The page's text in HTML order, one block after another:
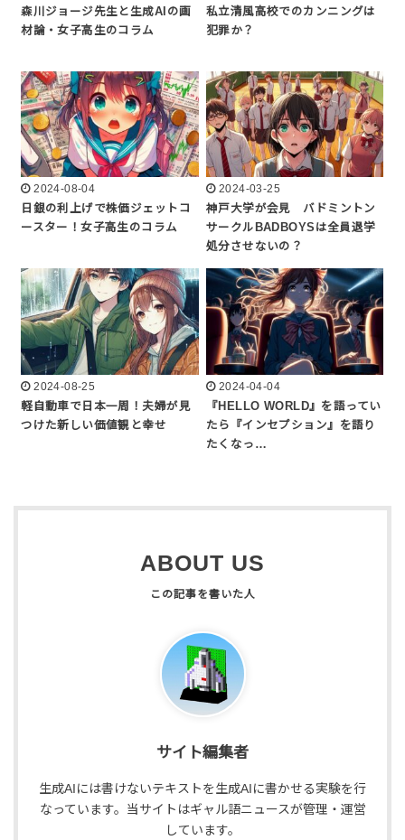
森川ジョージ先生と生成AIの画
材論・女子高生のコラム
私立清風高校でのカンニングは
犯罪か？
2024-08-04
日銀の利上げで株価ジェットコ
ースター！女子高生のコラム
2024-03-25
神戸大学が会見 バドミントン
サークルBADBOYSは全員退学
処分させないの？
2024-08-25
軽自動車で日本一周！夫婦が見
つけた新しい価値観と幸せ
2024-04-04
『HELLO WORLD』を語ってい
たら『インセプション』を語り
たくなっ…
ABOUT US
サイト編集者
生成AIには書けないテキストを生成AIに書かせる実験を行
なっています。当サイトはギャル語ニュースが管理・運営
しています。